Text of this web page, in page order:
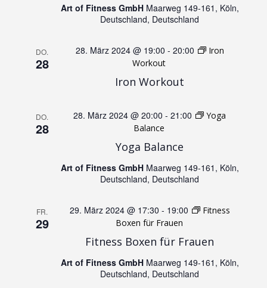
t
u
e
n
u
h
Art of Fitness GmbH Maarweg 149-161, Köln,
Deutschland, Deutschland
DO.
28
Iron Workout
28. März 2024 @ 19:00 - 20:00
Iron
Workout
DO.
28
Yoga Balance
28. März 2024 @ 20:00 - 21:00
Yoga
Balance
Art of Fitness GmbH Maarweg 149-161, Köln,
Deutschland, Deutschland
FR.
29
Fitness Boxen für Frauen
29. März 2024 @ 17:30 - 19:00
Fitness
Boxen für Frauen
Art of Fitness GmbH Maarweg 149-161, Köln,
Deutschland, Deutschland